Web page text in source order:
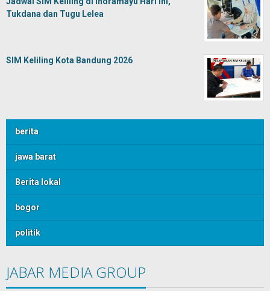
Tukdana dan Tugu Lelea
SIM Keliling Kota Bandung 2026
berita
jawa barat
Berita lokal
bogor
politik
JABAR MEDIA GROUP